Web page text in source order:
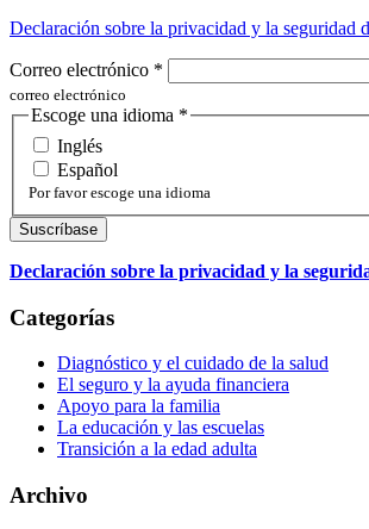
Declaración sobre la privacidad y la seguridad
Correo electrónico *
correo electrónico
Escoge una idioma *
Inglés
Español
Por favor escoge una idioma
Declaración sobre la privacidad y la
Categorías
Diagnóstico y el cuidado de la salud
El seguro y la ayuda financiera
Apoyo para la familia
La educación y las escuelas
Transición a la edad adulta
Archivo